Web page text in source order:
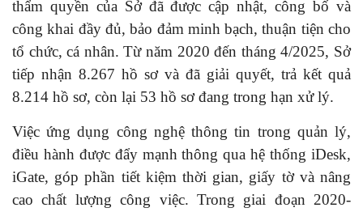
thẩm quyền của Sở đã được cập nhật, công bố và
công khai đầy đủ, bảo đảm minh bạch, thuận tiện cho
tổ chức, cá nhân. Từ năm 2020 đến tháng 4/2025, Sở
tiếp nhận 8.267 hồ sơ và đã giải quyết, trả kết quả
8.214 hồ sơ, còn lại 53 hồ sơ đang trong hạn xử lý.
Việc ứng dụng công nghệ thông tin trong quản lý,
điều hành được đẩy mạnh thông qua hệ thống iDesk,
iGate, góp phần tiết kiệm thời gian, giấy tờ và nâng
cao chất lượng công việc. Trong giai đoạn 2020-